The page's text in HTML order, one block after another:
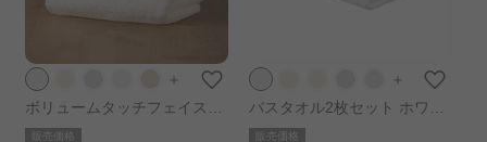
＋
ボリュームタッチフェイスタ
オル 2枚セット ホワイト
販売価格
＋
バスタオル2枚セット ホワイ
ト販売価格